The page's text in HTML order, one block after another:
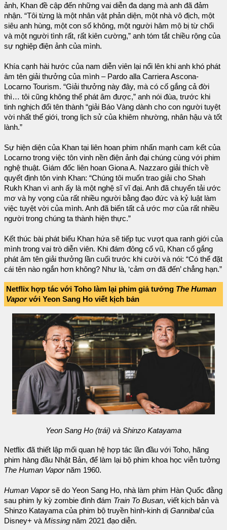
ảnh, Khan đề cập đến những vai diễn đa dạng mà anh đã đảm
nhận. “Tôi từng là một nhân vật phản diện, một nhà vô địch, một
siêu anh hùng, một con số không, một người hâm mộ bị từ chối
và một người tình rất, rất kiên cường,” anh tóm tắt chiều rộng của
sự nghiệp điện ảnh của mình.
Khía cạnh hài hước của nam diễn viên lại nổi lên khi anh khó phát
âm tên giải thưởng của mình – Pardo alla Carriera Ascona-
Locarno Tourism. “Giải thưởng này đây, mà có cố gắng cả đời
thì… tôi cũng không thể phát âm được,” anh nói đùa, trước khi
tinh nghịch đổi tên thành “giải Báo Vàng dành cho con người tuyệt
vời nhất thế giới, trong lịch sử của khiêm nhường, nhân hậu và tốt
lành.”
Sự hiện diện của Khan tại liên hoan phim nhấn mạnh cam kết của
Locarno trong việc tôn vinh nền điện ảnh đại chúng cùng với phim
nghệ thuật. Giám đốc liên hoan Giona A. Nazzaro giải thích về
quyết định tôn vinh Khan: “Chúng tôi muốn trao giải cho Shah
Rukh Khan vì anh ấy là một nghệ sĩ vĩ đại. Anh đã chuyển tải ước
mơ và hy vọng của rất nhiều người bằng đạo đức và kỷ luật làm
việc tuyệt vời của mình. Anh đã biến tất cả ước mơ của rất nhiều
người trong chúng ta thành hiện thực.”
Kết thúc bài phát biểu Khan hứa sẽ tiếp tục vượt qua ranh giới của
mình trong vai trò diễn viên. Khi đám đông cổ vũ, Khan cố gắng
phát âm tên giải thưởng lần cuối trước khi cười và nói: “Có thể đặt
cái tên nào ngắn hơn không? Như là, ‘cảm ơn đã đến’ chẳng hạn.”
Netflix hợp tác với Toho làm lại phim giả tưởng The Human
Vaporvới Yeon Sang Ho viết kịch bản
Yeon Sang Ho (trái) và Shinzo Katayama
Netflix đã thiết lập mối quan hệ hợp tác lần đầu với Toho, hãng
phim hàng đầu Nhật Bản, để làm lại bộ phim khoa học viễn tưởng
The Human Vapornăm 1960.
Human Vaporsẽ do Yeon Sang Ho, nhà làm phim Hàn Quốc đằng
sau phim ly kỳ zombie đình đám Train To Busan, viết kịch bản và
Shinzo Katayama của phim bộ truyền hình-kinh dị Gannibalcủa
Disney+ và Missing năm 2021 đạo diễn.